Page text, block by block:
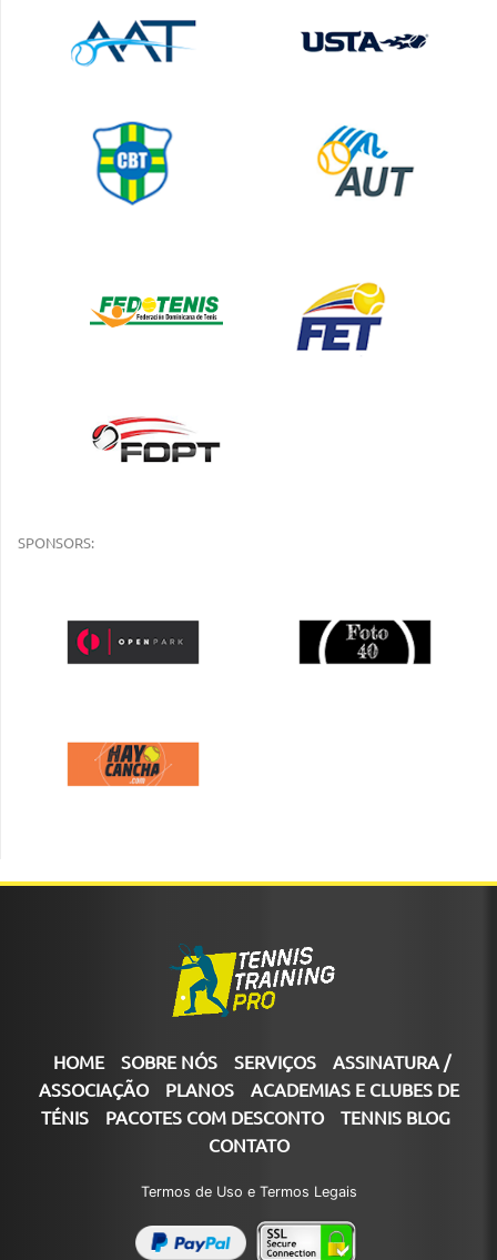
SPONSORS:
HOME SOBRE NÓS SERVIÇOS
ASSINATURA /
ASSOCIAÇÃO
PLANOS
ACADEMIAS E CLUBES DE
TÉNIS
PACOTES COM DESCONTO
TENNIS BLOG
CONTATO
Termos de Uso e Termos Legais